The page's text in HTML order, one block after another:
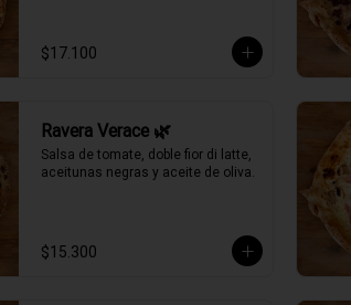
$17.100
Ravera Verace 🌿
Salsa de tomate, doble fior di latte,
aceitunas negras y aceite de oliva.
$15.300